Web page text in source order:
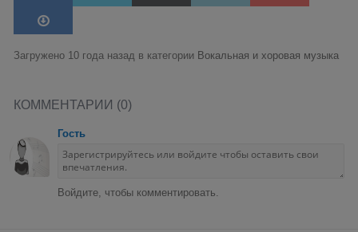
Загружено 10 года назад в категории Вокальная и хоровая музыка
КОММЕНТАРИИ (0)
Гость
Войдите, чтобы комментировать.